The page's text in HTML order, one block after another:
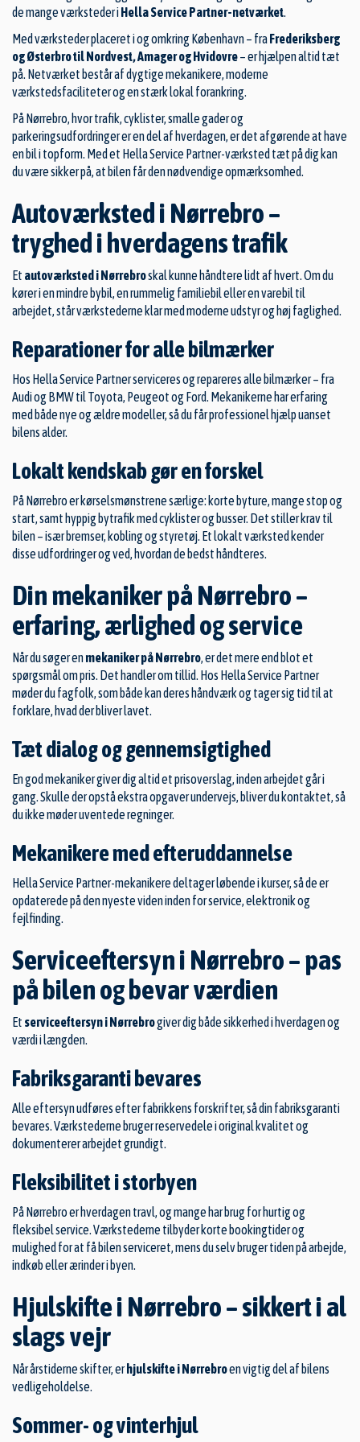
de mange værksteder iHella Service Partner-netværket.
Med værksteder placeret i og omkringKøbenhavn– fraFrederiksberg
ogØsterbrotil Nordvest, Amager ogHvidovre– er hjælpen altid tæt
på. Netværket består af dygtige mekanikere, moderne
værkstedsfaciliteter og en stærk lokal forankring.
På Nørrebro, hvor trafik, cyklister, smalle gader og
parkeringsudfordringer er en del af hverdagen, er det afgørende at have
en bil i topform. Med et Hella Service Partner-værksted tæt på dig kan
du være sikker på, at bilen får den nødvendige opmærksomhed.
Autoværksted i Nørrebro –
tryghed i hverdagens trafik
Et autoværksted i Nørrebroskal kunne håndtere lidt af hvert. Om du
kører i en mindre bybil, en rummelig familiebil eller en varebil til
arbejdet, står værkstederne klar med moderne udstyr og høj faglighed.
Reparationer for alle bilmærker
Hos Hella Service Partner serviceres og repareres alle bilmærker – fra
Audi og BMW til Toyota, Peugeot og Ford. Mekanikerne har erfaring
med både nye og ældre modeller, så du får professionel hjælp uanset
bilens alder.
Lokalt kendskab gør en forskel
På Nørrebro er kørselsmønstrene særlige: korte byture, mange stop og
start, samt hyppig bytrafik med cyklister og busser. Det stiller krav til
bilen – især bremser, kobling og styretøj. Et lokalt værksted kender
disse udfordringer og ved, hvordan de bedst håndteres.
Din mekaniker på Nørrebro –
erfaring, ærlighed og service
Når du søger enmekaniker på Nørrebro, er det mere end blot et
spørgsmål om pris. Det handler om tillid. Hos Hella Service Partner
møder du fagfolk, som både kan deres håndværk og tager sig tid til at
forklare, hvad der bliver lavet.
Tæt dialog og gennemsigtighed
En god mekaniker giver dig altid et prisoverslag, inden arbejdet går i
gang. Skulle der opstå ekstra opgaver undervejs, bliver du kontaktet, så
du ikke møder uventede regninger.
Mekanikere med efteruddannelse
Hella Service Partner-mekanikere deltager løbende i kurser, så de er
opdaterede på den nyeste viden inden for service, elektronik og
fejlfinding.
Serviceeftersyn i Nørrebro – pas
på bilen og bevar værdien
Et serviceeftersyn i Nørrebrogiver dig både sikkerhed i hverdagen og
værdi i længden.
Fabriksgaranti bevares
Alle eftersyn udføres efter fabrikkens forskrifter, så din fabriksgaranti
bevares. Værkstederne bruger reservedele i original kvalitet og
dokumenterer arbejdet grundigt.
Fleksibilitet i storbyen
På Nørrebro er hverdagen travl, og mange har brug for hurtig og
fleksibel service. Værkstederne tilbyder korte bookingtider og
mulighed for at få bilen serviceret, mens du selv bruger tiden på arbejde,
indkøb eller ærinder i byen.
Hjulskifte i Nørrebro – sikkert i al
slags vejr
Når årstiderne skifter, erhjulskifte i Nørrebroen vigtig del af bilens
vedligeholdelse.
Sommer- og vinterhjul